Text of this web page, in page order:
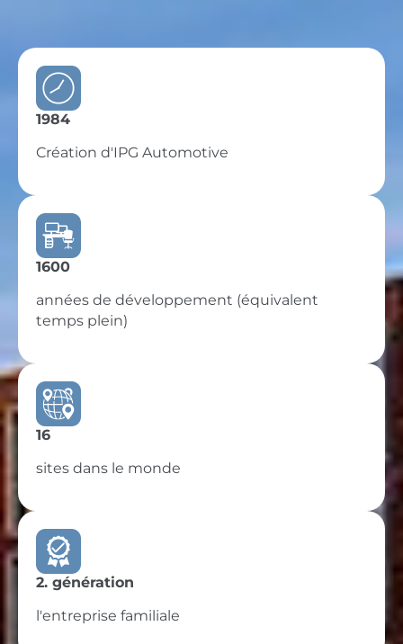
1984
Création d'IPG Automotive
1600
années de développement (équivalent
temps plein)
16
sites dans le monde
2. génération
l'entreprise familiale